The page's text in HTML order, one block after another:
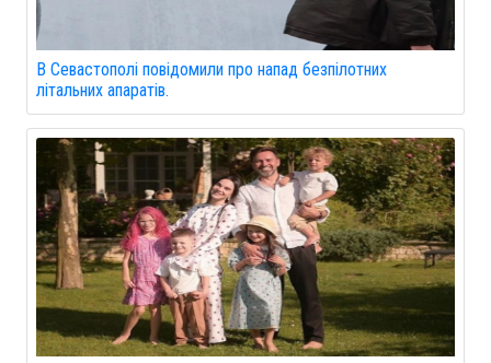
В Севастополі повідомили про напад безпілотних
літальних апаратів.